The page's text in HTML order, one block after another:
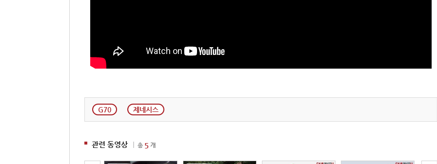
G70 제네시스
관련 동영상 | 총 5 개